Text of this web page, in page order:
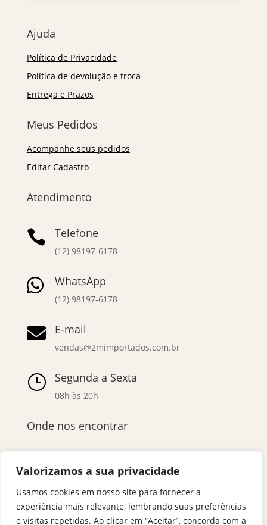
Valorizamos a sua privacidade
Usamos cookies em nosso site para fornecer a
experiência mais relevante, lembrando suas preferências
e visitas repetidas. Ao clicar em “Aceitar”, concorda com a
Ajuda
Política de Privacidade
Política de devolução e troca
Entrega e Prazos
Meus Pedidos
Acompanhe seus pedidos
Editar Cadastro
Atendimento
 Telefone
(12) 98197-6178
 WhatsApp
(12) 98197-6178
 E-mail
vendas@2mimportados.com.br
} Segunda a Sexta
08h às 20h
Onde nos encontrar